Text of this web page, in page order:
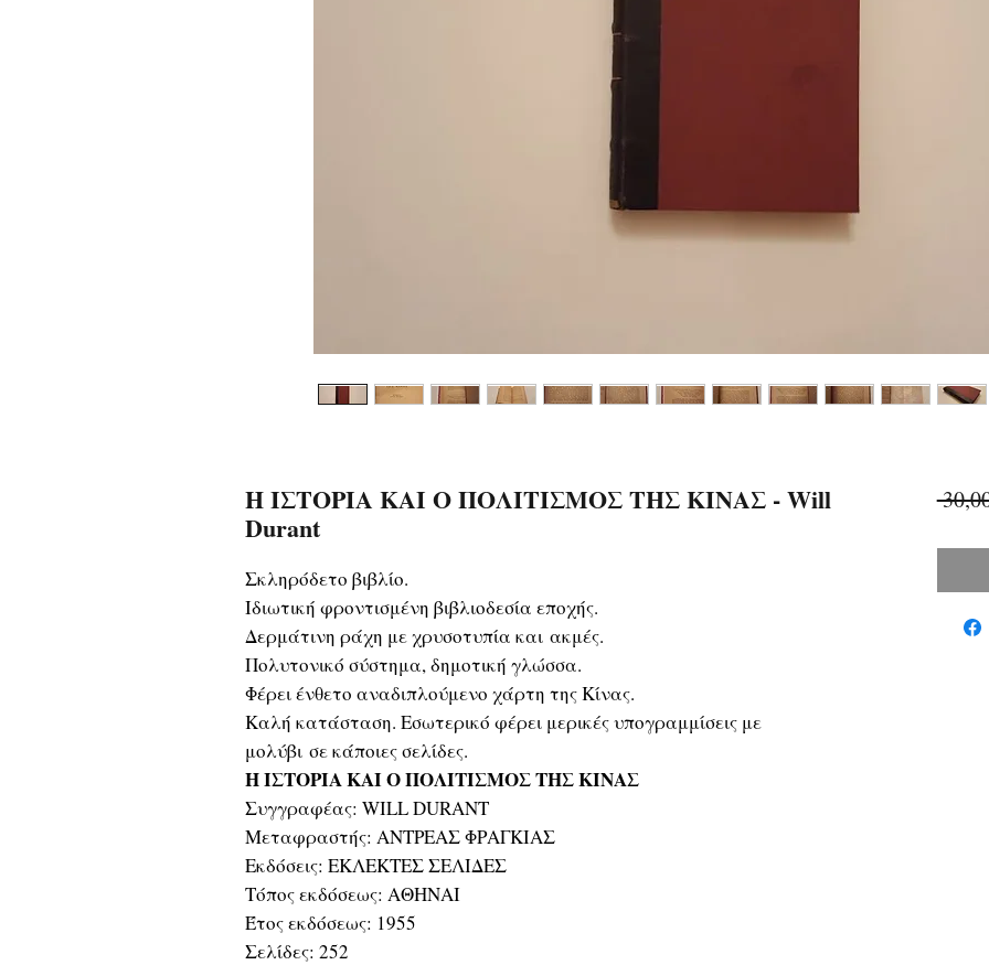
Η ΙΣΤΟΡΙΑ ΚΑΙ Ο ΠΟΛΙΤΙΣΜΟΣ ΤΗΣ ΚΙΝΑΣ - Will
Durant
Σκληρόδετο βιβλίο.
Ιδιωτική φροντισμένη βιβλιοδεσία εποχής.
Δερμάτινη ράχη με χρυσοτυπία και ακμές.
Πολυτονικό σύστημα, δημοτική γλώσσα.
Φέρει ένθετο αναδιπλούμενο χάρτη της Κίνας.
Καλή κατάσταση. Εσωτερικό φέρει μερικές υπογραμμίσεις με
μολύβι σε κάποιες σελίδες.
Η ΙΣΤΟΡΙΑ ΚΑΙ Ο ΠΟΛΙΤΙΣΜΟΣ ΤΗΣ ΚΙΝΑΣ
Συγγραφέας: WILL DURANT
Μεταφραστής: ΑΝΤΡΕΑΣ ΦΡΑΓΚΙΑΣ
Εκδόσεις: ΕΚΛΕΚΤΕΣ ΣΕΛΙΔΕΣ
Τόπος εκδόσεως: ΑΘΗΝΑΙ
Έτος εκδόσεως: 1955
Σελίδες: 252